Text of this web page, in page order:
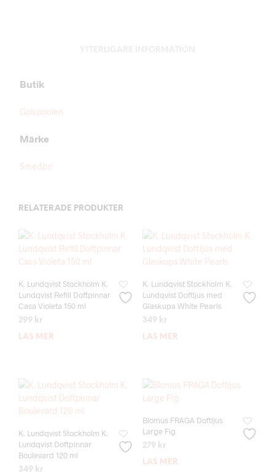
Butik
Golvpoolen
Märke
Smedbo
RELATERADE PRODUKTER
K. Lundqvist Stockholm K.
Lundqvist Refill Doftpinnar
Casa Violeta 150 ml
299 kr
LÄS MER
K. Lundqvist Stockholm K.
Lundqvist Doftljus med
Glaskupa White Pearls
349 kr
LÄS MER
K. Lundqvist Stockholm K.
Lundqvist Doftpinnar
Boulevard 120 ml
349 kr
Blomus FRAGA Doftljus
Large Fig
279 kr
LÄS MER